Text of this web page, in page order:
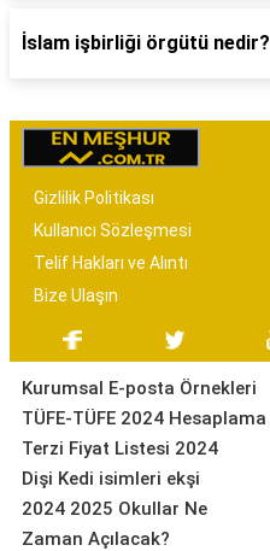
İslam işbirliği örgütü nedir?
Gizlilik Politikası
Kullanıcı Sözleşmesi
Telif Hakları ve Alıntı
Bize Ulaşın
Kurumsal E-posta Örnekleri
TÜFE-TÜFE 2024 Hesaplama
Terzi Fiyat Listesi 2024
Dişi Kedi isimleri ekşi
2024 2025 Okullar Ne
Zaman Açılacak?